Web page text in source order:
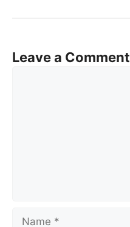
Leave a Comment
Name